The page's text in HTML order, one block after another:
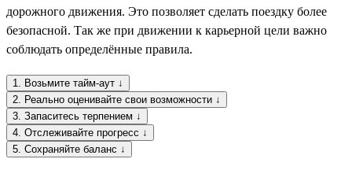
дорожного движения. Это позволяет сделать поездку более
безопасной. Так же при движении к карьерной цели важно
соблюдать определённые правила.
1. Возьмите тайм-аут ↓
2. Реально оценивайте свои возможности ↓
3. Запаситесь терпением ↓
4. Отслеживайте прогресс ↓
5. Сохраняйте баланс ↓